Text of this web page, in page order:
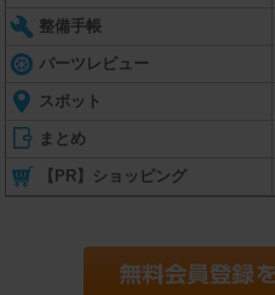
整備手帳
パーツレビュー
スポット
まとめ
【PR】ショッピング